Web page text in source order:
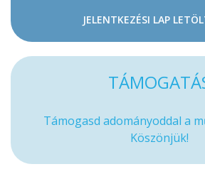
JELENTKEZÉSI LAP
Támogasd adományoddal a
Köszönjük!